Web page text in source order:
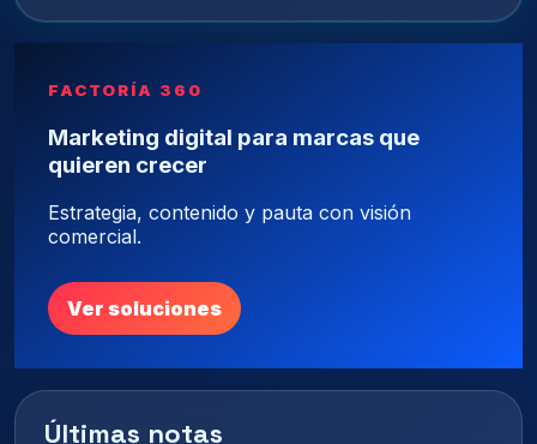
FACTORÍA 360
Marketing digital para marcas que
quieren crecer
Estrategia, contenido y pauta con visión
comercial.
Ver soluciones
Últimas notas